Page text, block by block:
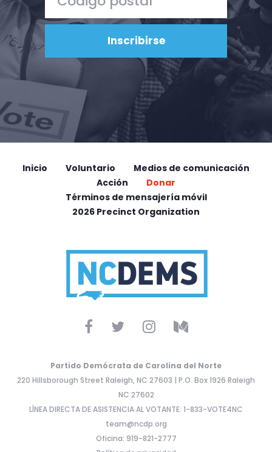
Inicio Voluntario
Medios de comunicación
Acción
Donar
Términos de mensajería móvil
2026 Precinct Organization
Partido Demócrata de Carolina del Norte
220 Hillsborough Street Raleigh, NC 27603 | P.O. Box 1926 Raleigh
NC 27602
LÍNEA DIRECTA DE ASISTENCIA AL VOTANTE: 1-833-VOTE4NC
team@ncdp.org
Oficina: 919-821-2777